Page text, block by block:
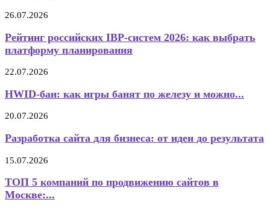
26.07.2026
Рейтинг российских IBP-систем 2026: как выбрать
платформу планирования
22.07.2026
HWID-бан: как игры банят по железу и можно...
20.07.2026
Разработка сайта для бизнеса: от идеи до результата
15.07.2026
ТОП 5 компаний по продвижению сайтов в
Москве:...